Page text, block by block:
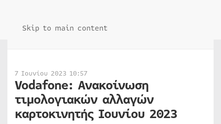
Skip to main content
7 Ιουνίου 2023 10:57
Vodafone: Ανακοίνωση
τιμολογιακών αλλαγών
καρτοκινητής Ιουνίου 2023